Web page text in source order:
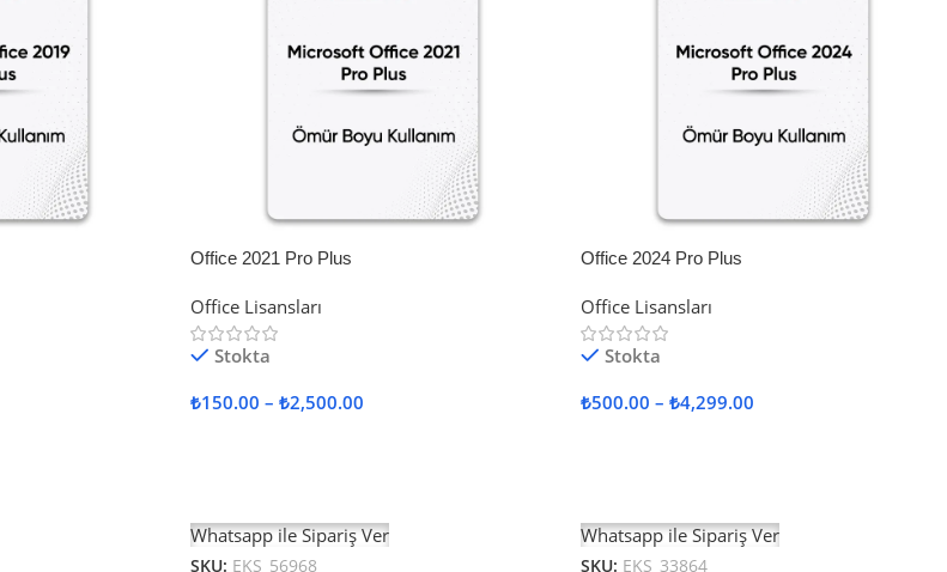
Office 2021 Pro Plus
Office Lisansları
Stokta
₺150.00 – ₺2,500.00
Whatsapp ile Sipariş Ver
SKU: EKS_56968
Office 2024 Pro Plus
Office Lisansları
Stokta
₺500.00 – ₺4,299.00
Whatsapp ile Sipariş Ver
SKU: EKS_33864